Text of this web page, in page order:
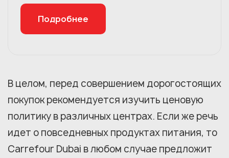
Подробнее
В целом, перед совершением дорогостоящих
покупок рекомендуется изучить ценовую
политику в различных центрах. Если же речь
идет о повседневных продуктах питания, то
Carrefour Dubai в любом случае предложит